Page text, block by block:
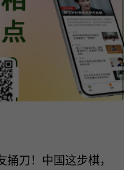
捅刀！中国这步棋，